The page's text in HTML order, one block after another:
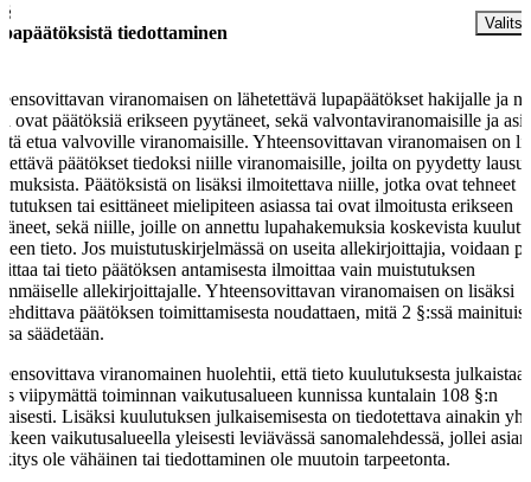
tiedottaminen
viranomaisen on lähetettävä lupapäätökset hakijalle ja
ovat päätöksiä erikseen pyytäneet, sekä valvontaviranomaisille ja
etua valvoville viranomaisille. Yhteensovittavan viranomaisen on
päätökset tiedoksi niille viranomaisille, joilta on pyydetty
Päätöksistä on lisäksi ilmoitettava niille, jotka ovat tehneet
tai esittäneet mielipiteen asiassa tai ovat ilmoitusta erikseen
sekä niille, joille on annettu lupahakemuksia koskevista
tieto. Jos muistutuskirjelmässä on useita allekirjoittajia, voidaan
tai tieto päätöksen antamisesta ilmoittaa vain muistutuksen
allekirjoittajalle. Yhteensovittavan viranomaisen on lisäksi
päätöksen toimittamisesta noudattaen, mitä 2 §:ssä
säädetään.
viranomainen huolehtii, että tieto kuulutuksesta
viipymättä toiminnan vaikutusalueen kunnissa kuntalain 108 §:n
Lisäksi kuulutuksen julkaisemisesta on tiedotettava ainakin
vaikutusalueella yleisesti leviävässä sanomalehdessä, jollei asian
ole vähäinen tai tiedottaminen ole muutoin tarpeetonta.